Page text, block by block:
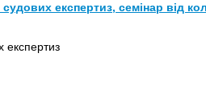
експертиз, семінар від
експертиз